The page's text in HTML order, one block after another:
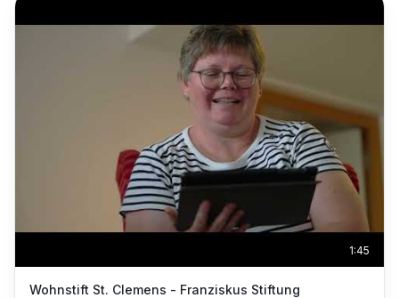
1:45
Wohnstift St. Clemens - Franziskus Stiftung